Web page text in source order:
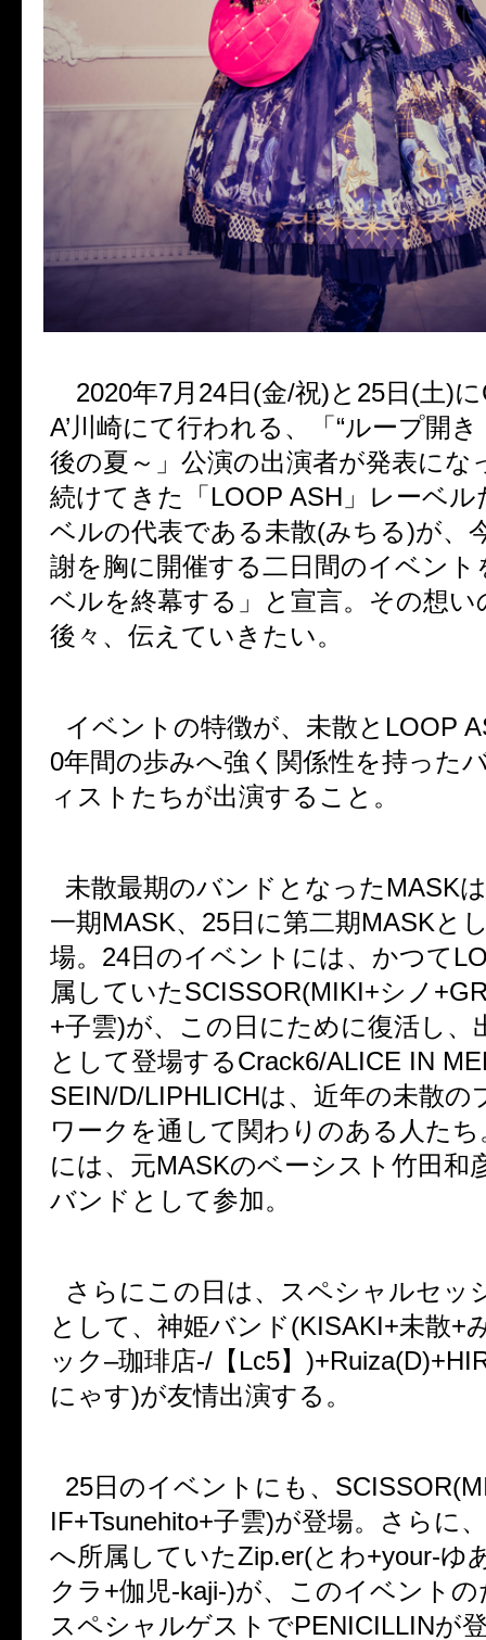
2020年7月 24日 (金/祝)と 25日 (土)に
A’川崎にて行われる、「 “ループ開き
後の夏～」公演の出演者が発表にな
続けてきた「 LOOP ASH 」レーベ
ベルの代表である未散(みちる)が、
謝を胸に開催する二日間のイベント
ベルを終幕する」と宣言。その想い
後々、伝えていきたい。
イベントの特徴が、未散と LOOP
0年間の歩みへ強く関係性を持った
ィストたちが出演すること。
未散最期のバンドとなった MASK
一期MASK、 25日に第二期MASKと
場。 24日のイベントには、かつて
属していたSCISSOR(MIKI+シノ
+子雲)が、この日にために復活し、
として登場するCrack6/ALICE IN
SEIN/D/LIPHLICHは、近年の未散の
ワークを通して関わりのある人たち
には、元MASKのベーシスト竹田和
バンドとして参加。
さらにこの日は、スペシャルセッ
として、神姫バンド(KISAKI+未散+
ック–珈琲店-/ 【 Lc5】
にゃす)が友情出演する。
25日のイベントにも、
IF+Tsunehito+子雲)が登場。さらに、
へ所属していたZip.er(とわ+your-ゆ
クラ +伽児-kaji-)が、このイベント
スペシャルゲストでPENICILLINが